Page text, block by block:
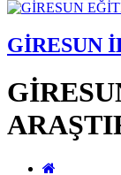
GİRESUN